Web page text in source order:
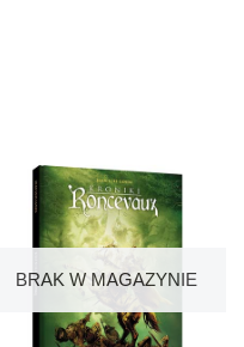
BRAK W MAGAZYNIE